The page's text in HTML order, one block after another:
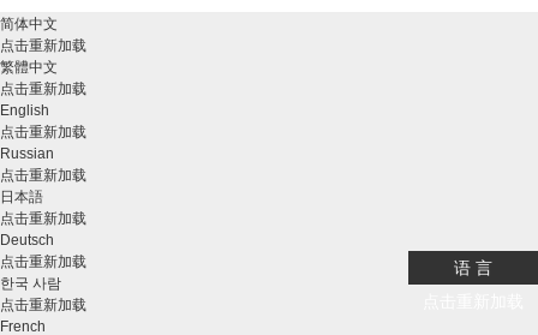
语 言
简体中文
点击重新加载
繁體中文
点击重新加载
English
点击重新加载
Russian
点击重新加载
日本語
点击重新加载
Deutsch
点击重新加载
한국 사람
点击重新加载
French